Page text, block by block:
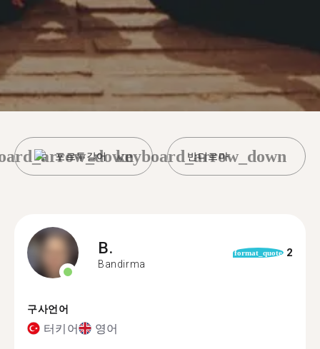
포르투갈어 반디르마
keyboard_arrow_down
B.
Bandirma
format_quote 2
구사언어
터키어 영어